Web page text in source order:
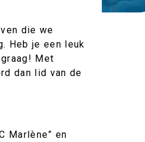
die we
Heb je een leuk
Met
dan lid van de
Marlène” en